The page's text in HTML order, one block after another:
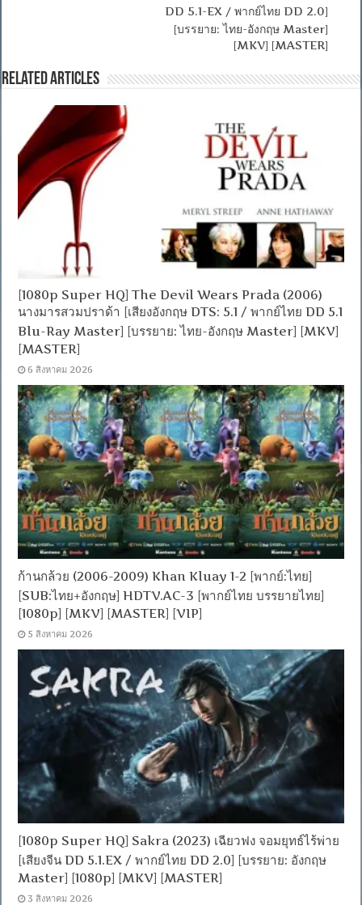
DD 5.1-EX / พากย์ไทย DD 2.0]
[บรรยาย: ไทย-อังกฤษ Master]
[MKV] [MASTER]
Related Articles
[1080p Super HQ] The Devil Wears Prada (2006)
นางมารสวมปราด้า [เสียงอังกฤษ DTS: 5.1 / พากย์ไทย DD 5.1
Blu-Ray Master] [บรรยาย: ไทย-อังกฤษ Master] [MKV]
[MASTER]
6 สิงหาคม 2026
ก้านกล้วย (2006-2009) Khan Kluay 1-2 [พากย์:ไทย]
[SUB:ไทย+อังกฤษ] HDTV.AC-3 [พากย์ไทย บรรยายไทย]
[1080p] [MKV] [MASTER] [VIP]
5 สิงหาคม 2026
[1080p Super HQ] Sakra (2023) เฉียวฟง จอมยุทธ์ไร้พ่าย
[เสียงจีน DD 5.1.EX / พากย์ไทย DD 2.0] [บรรยาย: อังกฤษ
Master] [1080p] [MKV] [MASTER]
3 สิงหาคม 2026